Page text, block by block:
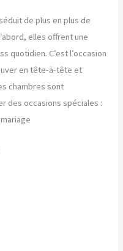
de plus en plus de
elles offrent une
quotidien. C’est l’occasion
en tête-à-tête et
chambres sont
des occasions spéciales :